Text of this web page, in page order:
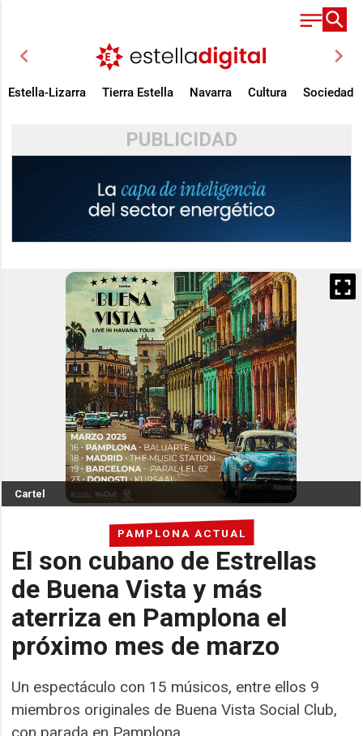
chevron_left chevron_right
Estella-Lizarra Tierra Estella Navarra Cultura Sociedad
PUBLICIDAD
PAMPLONA ACTUAL
El son cubano de Estrellas
de Buena Vista y más
aterriza en Pamplona el
próximo mes de marzo
Un espectáculo con 15 músicos, entre ellos 9
miembros originales de Buena Vista Social Club,
Cartel